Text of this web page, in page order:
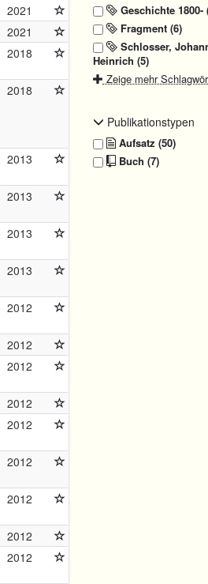
2021
2021
2018
2018
2013
2013
2013
2013
2012
2012
2012
2012
2012
2012
2012
2012
2012
Geschichte 1800-
Fragment (6)
Schlosser,
Heinrich (5)
Zeige mehr
Publikationstypen
Aufsatz (50)
Buch (7)